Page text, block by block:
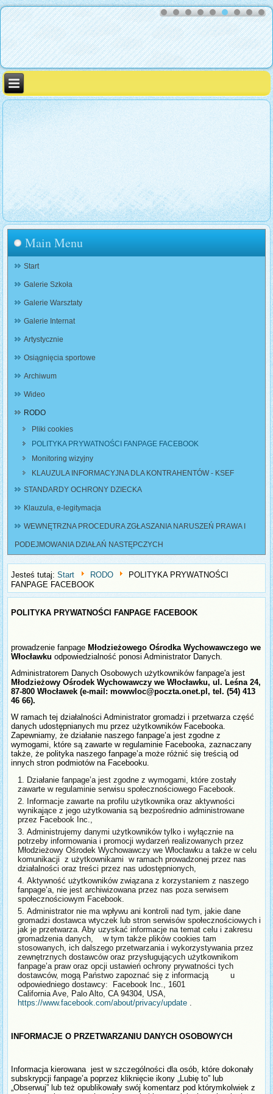
Main Menu
Start
Galerie Szkoła
Galerie Warsztaty
Galerie Internat
Artystycznie
Osiągnięcia sportowe
Archiwum
Wideo
RODO
Pliki cookies
POLITYKA PRYWATNOŚCI FANPAGE FACEBOOK
Monitoring wizyjny
KLAUZULA INFORMACYJNA DLA KONTRAHENTÓW - KSEF
STANDARDY OCHRONY DZIECKA
Klauzula, e-legitymacja
WEWNĘTRZNA PROCEDURA ZGŁASZANIA NARUSZEŃ PRAWA I
PODEJMOWANIA DZIAŁAŃ NASTĘPCZYCH
Jesteś tutaj:Start RODO
POLITYKA PRYWATNOŚCI
FANPAGE FACEBOOK
POLITYKA PRYWATNOŚCI FANPAGE FACEBOOK
prowadzenie fanpageMłodzieżowego Ośrodka Wychowawczego we
Włocławku odpowiedzialność ponosi Administrator Danych.
Administratorem Danych Osobowych użytkowników fanpage'a jest
Młodzieżowy Ośrodek Wychowawczy we Włocławku, ul. Leśna 24,
87-800 Włocławek (e-mail:mowwloc@poczta.onet.pl, tel. (54) 413
46 66).
W ramach tej działalności Administrator gromadzi i przetwarza część
danych udostępnianych mu przez użytkowników Facebooka.
Zapewniamy, że działanie naszego fanpage’a jest zgodne z
wymogami, które są zawarte w regulaminie Facebooka, zaznaczany
także, że polityka naszego fanpage’a może różnić się treścią od
innych stron podmiotów na Facebooku.
Działanie fanpage’a jest zgodne z wymogami, które zostały
zawarte w regulaminie serwisu społecznościowego Facebook.
Informacje zawarte na profilu użytkownika oraz aktywności
wynikające z jego użytkowania są bezpośrednio administrowane
przez Facebook Inc.,
Administrujemy danymi użytkowników tylko i wyłącznie na
potrzeby informowania i promocji wydarzeń realizowanych przez
Młodzieżowy Ośrodek Wychowawczy we Włocławku a także w celu
komunikacji z użytkownikami w ramach prowadzonej przez nas
działalności oraz treści przez nas udostępnionych,
Aktywność użytkowników związana z korzystaniem z naszego
fanpage’a, nie jest archiwizowana przez nas poza serwisem
społecznościowym Facebook.
Administrator nie ma wpływu ani kontroli nad tym, jakie dane
gromadzi dostawca wtyczek lub stron serwisów społecznościowych i
jak je przetwarza. Aby uzyskać informacje na temat celu i zakresu
gromadzenia danych, w tym także plików cookies tam
stosowanych, ich dalszego przetwarzania i wykorzystywania przez
zewnętrznych dostawców oraz przysługujących użytkownikom
fanpage’a praw oraz opcji ustawień ochrony prywatności tych
dostawców, mogą Państwo zapoznać się z informacją u
odpowiedniego dostawcy: Facebook Inc., 1601
California Ave, Palo Alto, CA 94304, USA,
https://www.facebook.com/about/privacy/update
INFORMACJE O PRZETWARZANIU DANYCH OSOBOWYCH
Informacja kierowana jest w szczególności dla osób, które dokonały
subskrypcji fanpage’a poprzez kliknięcie ikony „Lubię to” lub
„Obserwuj” lub też opublikowały swój komentarz pod którymkolwiek z